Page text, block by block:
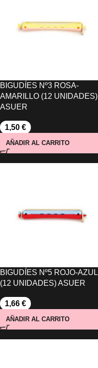
BIGUDÍES Nº3 ROSA-
AMARILLO (12 UNIDADES)
ASUER
1,50 €
AÑADIR AL CARRITO
BIGUDÍES Nº5 ROJO-AZUL
(12 UNIDADES) ASUER
1,66 €
AÑADIR AL CARRITO